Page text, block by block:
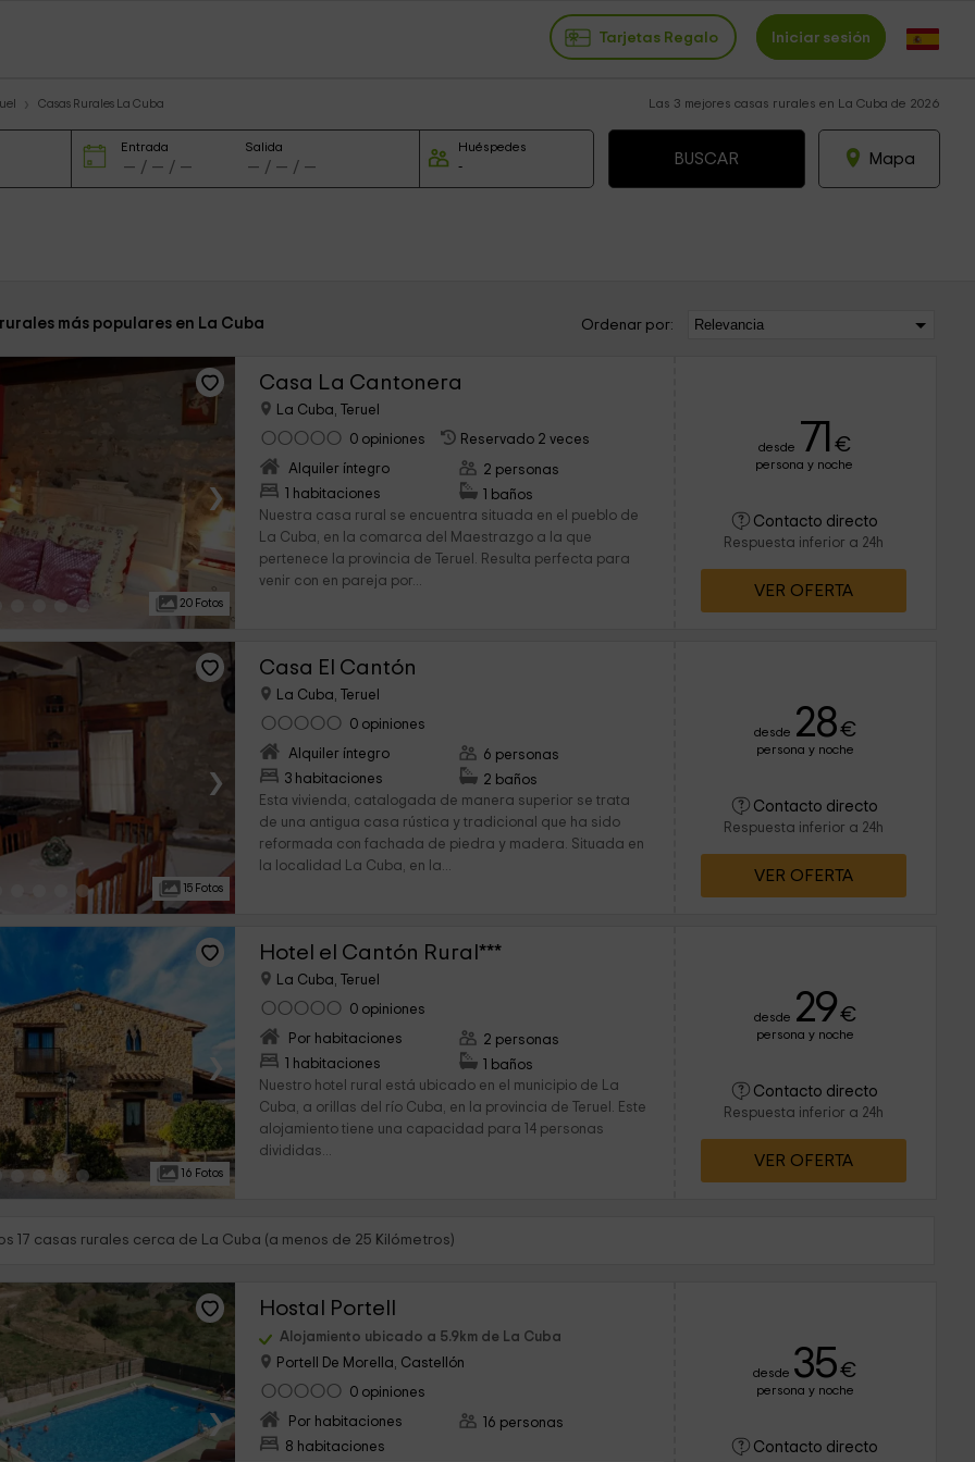
Tarjetas Regalo Iniciar sesión
Casas Rurales La Cuba Las 3 mejores casas rurales en La Cuba de 2026
Entrada Salida Huéspedes
Mapa
más populares en La Cuba Ordenar por:
›
20 Fotos
Casa La Cantonera
La Cuba, Teruel
0 opiniones
Reservado 2 veces
Alquiler íntegro
1 habitaciones
2 personas
1 baños
Nuestra casa rural se encuentra situada en el pueblo de
La Cuba, en la comarca del Maestrazgo a la que
pertenece la provincia de Teruel. Resulta perfecta para
venir con en pareja por...
desde 71 €
persona y noche
Contacto directo
Respuesta inferior a 24h
VER OFERTA
›
15 Fotos
Casa El Cantón
La Cuba, Teruel
0 opiniones
Alquiler íntegro
3 habitaciones
6 personas
2 baños
Esta vivienda, catalogada de manera superior se trata
de una antigua casa rústica y tradicional que ha sido
reformada con fachada de piedra y madera. Situada en
la localidad La Cuba, en la...
desde 28€
persona y noche
Contacto directo
Respuesta inferior a 24h
VER OFERTA
›
16 Fotos
Hotel el Cantón Rural***
La Cuba, Teruel
0 opiniones
Por habitaciones
1 habitaciones
2 personas
1 baños
Nuestro hotel rural está ubicado en el municipio de La
Cuba, a orillas del río Cuba, en la provincia de Teruel. Este
alojamiento tiene una capacidad para 14 personas
divididas...
desde 29€
persona y noche
Contacto directo
Respuesta inferior a 24h
VER OFERTA
17 casas rurales cerca de La Cuba (a menos de 25 Kilómetros)
›
Hostal Portell
Alojamiento ubicado a 5.9km de La Cuba
Portell De Morella, Castellón
0 opiniones
Por habitaciones
8 habitaciones
16 personas
desde 35€
persona y noche
Contacto directo